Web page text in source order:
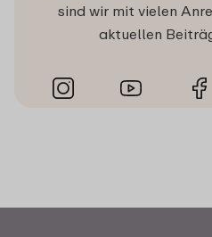
sind wir mit vielen
aktuellen